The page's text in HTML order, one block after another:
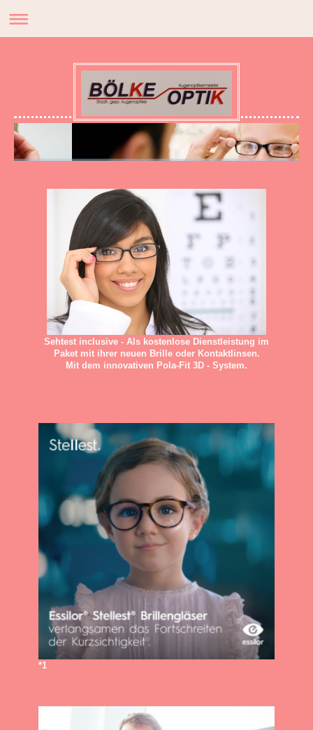
Sehtest inclusive - Als kostenlose Dienstleistung im
Paket mit ihrer neuen Brille oder Kontaktlinsen.
Mit dem innovativen Pola-Fit 3D - System.
*1